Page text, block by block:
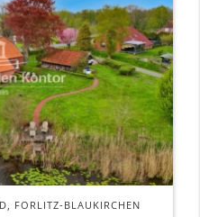
FORLITZ-BLAUKIRCHEN